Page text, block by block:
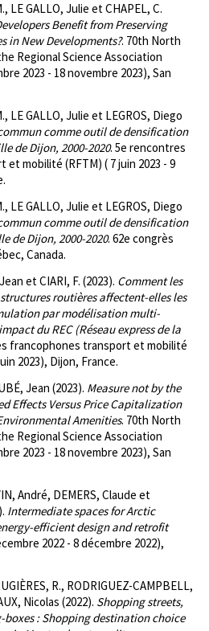
LE GALLO, Julie et CHAPEL, C.
Benefit from Preserving
in New Developments?. 70th North
Regional Science Association
2023 - 18 novembre 2023), San
LE GALLO, Julie et LEGROS, Diego
comme outil de densification
de Dijon, 2000-2020. 5e rencontres
mobilité (RFTM) ( 7 juin 2023 - 9
LE GALLO, Julie et LEGROS, Diego
comme outil de densification
de Dijon, 2000-2020. 62e congrès
Canada.
et CIARI, F. (2023). Comment les
routières affectent-elles les
par modélisation multi-
du REC (Réseau express de la
francophones transport et mobilité
2023), Dijon, France.
Jean (2023). Measure not by the
Effects Versus Price Capitalization
Amenities. 70th North
Regional Science Association
2023 - 18 novembre 2023), San
André, DEMERS, Claude et
Intermediate spaces for Arctic
efficient design and retrofit
2022 - 8 décembre 2022),
R., RODRIGUEZ-CAMPBELL,
Nicolas (2022). Shopping streets,
: Shopping destination choice